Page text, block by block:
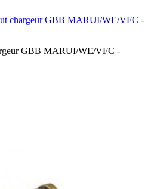
chargeur GBB MARUI/WE/VFC -
GBB MARUI/WE/VFC -